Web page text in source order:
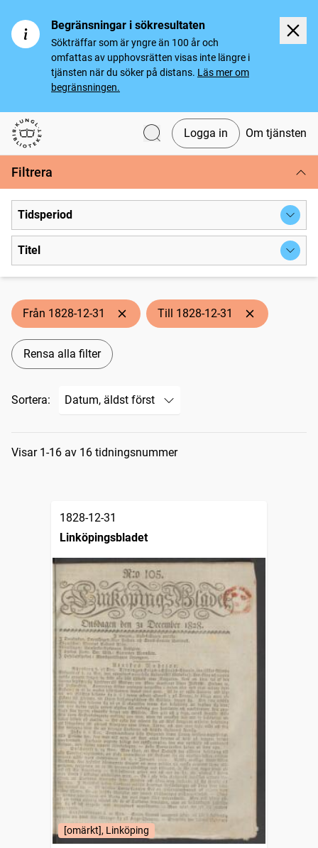
Begränsningar i sökresultaten
Sökträffar som är yngre än 100 år och
omfattas av upphovsrätten visas inte längre i
tjänsten när du söker på distans. Läs mer om
begränsningen.
Svenska tidningar
Logga in Om tjänsten
Filtrera
Tidsperiod
Titel
Från 1828-12-31 Till 1828-12-31
Rensa alla filter
Sortera:
Sökresultat
Visar 1-16 av 16 tidningsnummer
1828-12-31
Linköpingsbladet
[omärkt], Linköping